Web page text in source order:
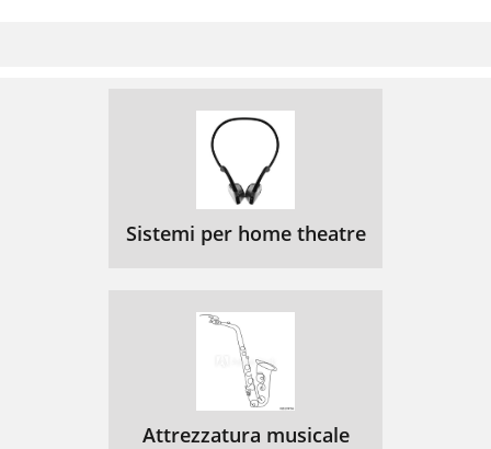
Sistemi per home theatre
Attrezzatura musicale